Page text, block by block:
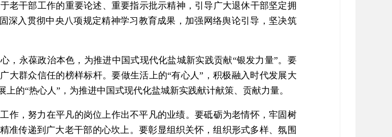
老干部工作的重要论述、重要指示批示精神，引导广大退休干部坚定拥
深入贯彻中央八项规定精神学习教育成果，加强网络舆论引导，坚决筑
，永葆政治本色，为推进中国式现代化盐城新实践贡献“银发力量”。要
大群众信任的榜样标杆。要做生活上的“有心人”，积极融入时代发展大
的“热心人”，为推进中国式现代化盐城新实践献计献策、贡献力量。
作，努力在平凡的岗位上作出不平凡的业绩。要砥砺为老情怀，牢固树
准传递到广大老干部的心坎上。要彰显组织关怀，组织形式多样、氛围